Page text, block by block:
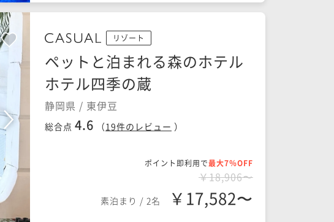
リゾート
ペットと泊まれる森のホテル
ホテル四季の蔵
静岡県 / 東伊豆
総合点 4.6 （19件のレビュー ）
ポイント即利用で最大7％OFF
￥18,906〜
素泊まり / 2名 ￥17,582〜